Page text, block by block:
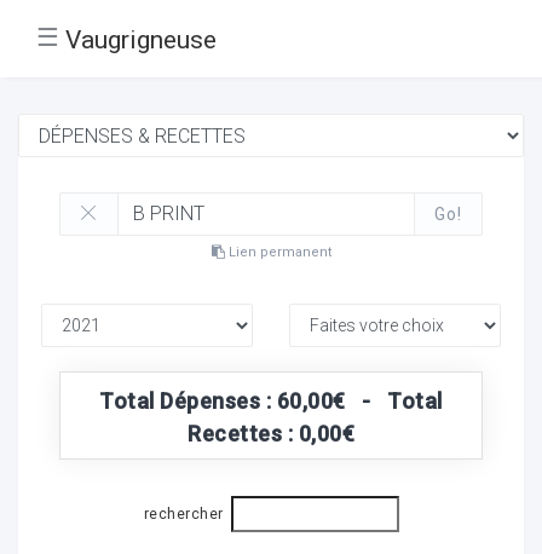
☰ Vaugrigneuse
Go!
Lien permanent
Total Dépenses : 60,00€ - Total
Recettes : 0,00€
rechercher